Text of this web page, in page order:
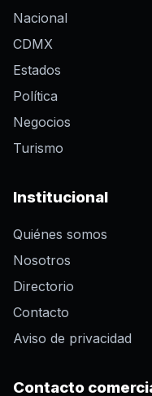
Nacional
CDMX
Estados
Política
Negocios
Turismo
Institucional
Quiénes somos
Nosotros
Directorio
Contacto
Aviso de privacidad
Contacto